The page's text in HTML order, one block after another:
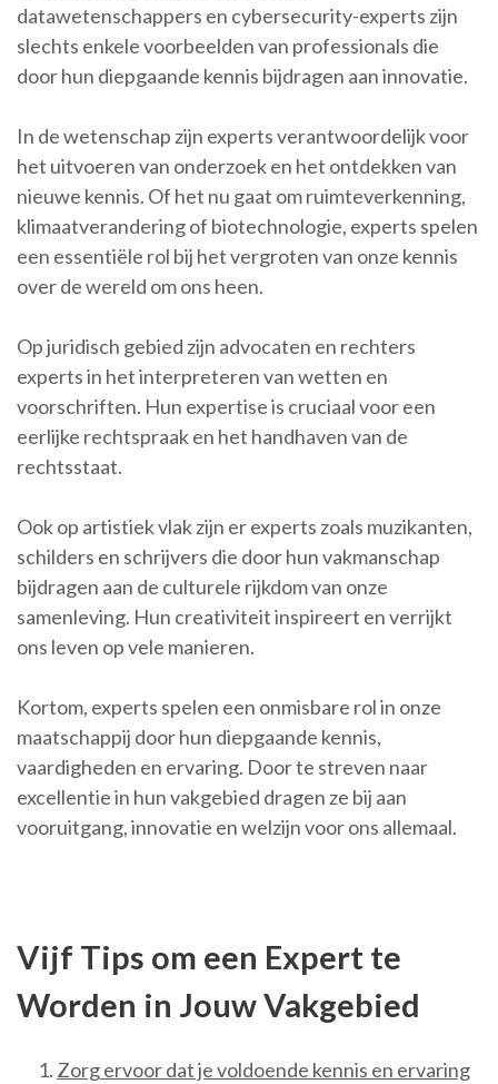
datawetenschappers en cybersecurity-experts zijn
slechts enkele voorbeelden van professionals die
door hun diepgaande kennis bijdragen aan innovatie.
In de wetenschap zijn experts verantwoordelijk voor
het uitvoeren van onderzoek en het ontdekken van
nieuwe kennis. Of het nu gaat om ruimteverkenning,
klimaatverandering of biotechnologie, experts spelen
een essentiële rol bij het vergroten van onze kennis
over de wereld om ons heen.
Op juridisch gebied zijn advocaten en rechters
experts in het interpreteren van wetten en
voorschriften. Hun expertise is cruciaal voor een
eerlijke rechtspraak en het handhaven van de
rechtsstaat.
Ook op artistiek vlak zijn er experts zoals muzikanten,
schilders en schrijvers die door hun vakmanschap
bijdragen aan de culturele rijkdom van onze
samenleving. Hun creativiteit inspireert en verrijkt
ons leven op vele manieren.
Kortom, experts spelen een onmisbare rol in onze
maatschappij door hun diepgaande kennis,
vaardigheden en ervaring. Door te streven naar
excellentie in hun vakgebied dragen ze bij aan
vooruitgang, innovatie en welzijn voor ons allemaal.
Vijf Tips om een Expert te
Worden in Jouw Vakgebied
Zorg ervoor dat je voldoende kennis en ervaring